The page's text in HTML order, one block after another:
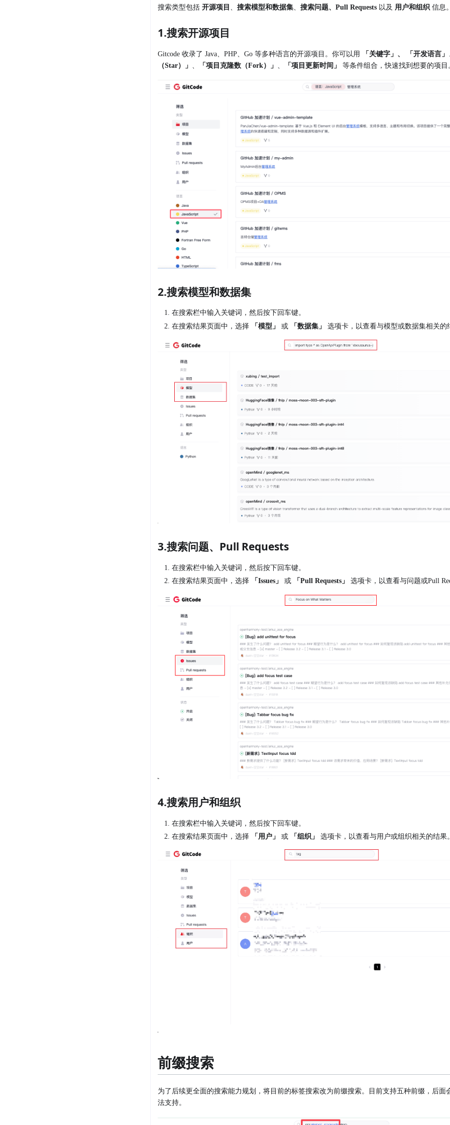
搜索类型包括 开源项目 搜索模型和数据集 搜索问题、Pull Requests 以及 用户和组织 信息
1.搜索开源项目
Gitcode 收录了 Java、PHP、Go 等多种语言的开源项目。你可以用 「关键字」、 「开发语言」
（Star）」
「项目克隆数（Fork）」 「项目更新时间」 等条件组合，快速找到想要的项目
2.搜索模型和数据集
在搜索栏中输入关键词，然后按下回车键。
在搜索结果页面中，选择
「模型」 或 「数据集」 选项卡，以查看与模型或数据集相关的
3.搜索问题、Pull Requests
在搜索栏中输入关键词，然后按下回车键。
在搜索结果页面中，选择
「Issues」 或 「Pull Requests」 选项卡，以查看与问题或Pull
4.搜索用户和组织
在搜索栏中输入关键词，然后按下回车键。
在搜索结果页面中，选择
「用户」 或 「组织」 选项卡，以查看与用户或组织相关的结果
前缀搜索
为了后续更全面的搜索能力规划，将目前的标签搜索改为前缀搜索。目前支持五种前缀，后面
法支持。